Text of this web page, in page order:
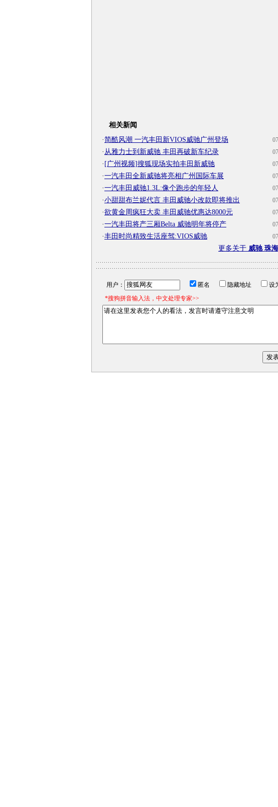
相关新闻
·简酷风潮 一汽丰田新VIOS威驰广州登场
· 从雅力士到新威驰 丰田再破新车纪录
· [广州视频]搜狐现场实拍丰田新威驰
·一汽丰田全新威驰将亮相广州国际车展
·一汽丰田威驰1.3L:像个跑步的年轻人
·小甜甜布兰妮代言 丰田威驰小改款即将推出
·欲黄金周疯狂大卖 丰田威驰优惠达8000元
·一汽丰田将产三厢Belta 威驰明年将停产
·丰田时尚精致生活座驾:VIOS威驰
更多关于 威驰 珠海
用户： 匿名 隐藏地址
设
*搜狗拼音输入法，中文处理专家>>